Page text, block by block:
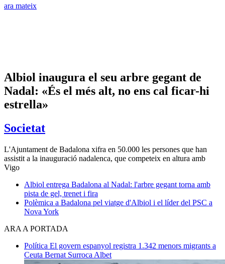
ara mateix
Albiol inaugura el seu arbre gegant de
Nadal: «És el més alt, no ens cal ficar-hi
estrella»
Societat
L'Ajuntament de Badalona xifra en 50.000 les persones que han
assistit a la inauguració nadalenca, que competeix en altura amb
Vigo
Albiol entrega Badalona al Nadal: l'arbre gegant torna amb
pista de gel, trenet i fira
Polèmica a Badalona pel viatge d'Albiol i el líder del PSC a
Nova York
ARA A PORTADA
Política El govern espanyol registra 1.342 menors migrants a
Ceuta Bernat Surroca Albet